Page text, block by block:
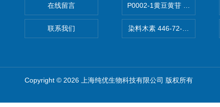
在线留言
联系我们
P0002-1黄豆黄苷 40246-10-
染料木素 446-72-0
Copyright © 2026 上海纯优生物科技有限公司 版权所有